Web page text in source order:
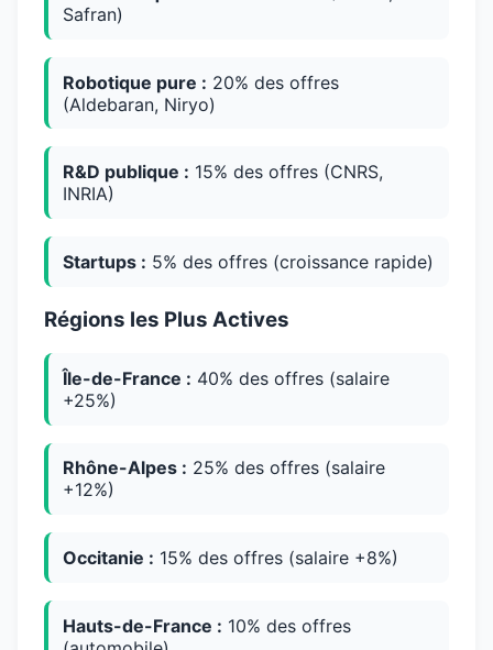
Safran)
Robotique pure : 20% des offres
(Aldebaran, Niryo)
R&D publique : 15% des offres (CNRS,
INRIA)
Startups : 5% des offres (croissance rapide)
Régions les Plus Actives
Île-de-France : 40% des offres (salaire
+25%)
Rhône-Alpes : 25% des offres (salaire
+12%)
Occitanie : 15% des offres (salaire +8%)
Hauts-de-France : 10% des offres